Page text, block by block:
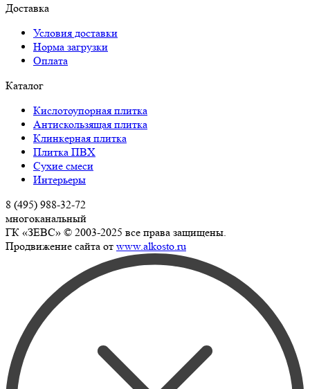
Доставка
Условия доставки
Норма загрузки
Оплата
Каталог
Кислотоупорная плитка
Антискользящая плитка
Клинкерная плитка
Плитка ПВХ
Сухие смеси
Интерьеры
8 (495) 988-32-72
многоканальный
ГК «ЗЕВС» © 2003-2025 все права защищены.
Продвижение сайта от www.alkosto.ru